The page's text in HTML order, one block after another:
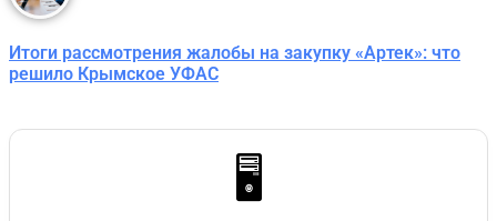
Итоги рассмотрения жалобы на закупку «Артек»: что
решило Крымское УФАС
🖥️